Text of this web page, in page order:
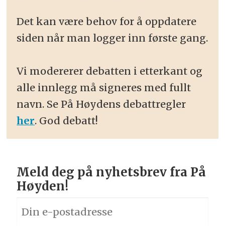
Det kan være behov for å oppdatere
siden når man logger inn første gang.
Vi modererer debatten i etterkant og
alle innlegg må signeres med fullt
navn. Se På Høydens debattregler
her. God debatt!
Meld deg på nyhetsbrev fra På
Høyden!